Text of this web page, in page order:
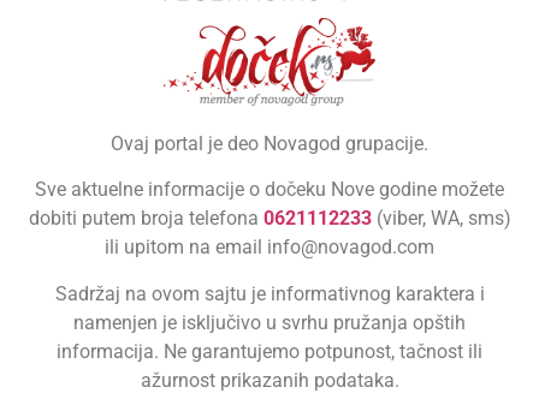
Ovaj portal je deo Novagod grupacije.
Sve aktuelne informacije o dočeku Nove godine možete
dobiti putem broja telefona 0621112233(viber, WA, sms)
ili upitom na email info@novagod.com
Sadržaj na ovom sajtu je informativnog karaktera i
namenjen je isključivo u svrhu pružanja opštih
informacija. Ne garantujemo potpunost, tačnost ili
ažurnost prikazanih podataka.